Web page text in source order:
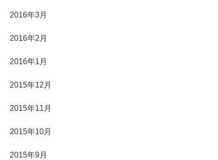
2016年3月
2016年2月
2016年1月
2015年12月
2015年11月
2015年10月
2015年9月